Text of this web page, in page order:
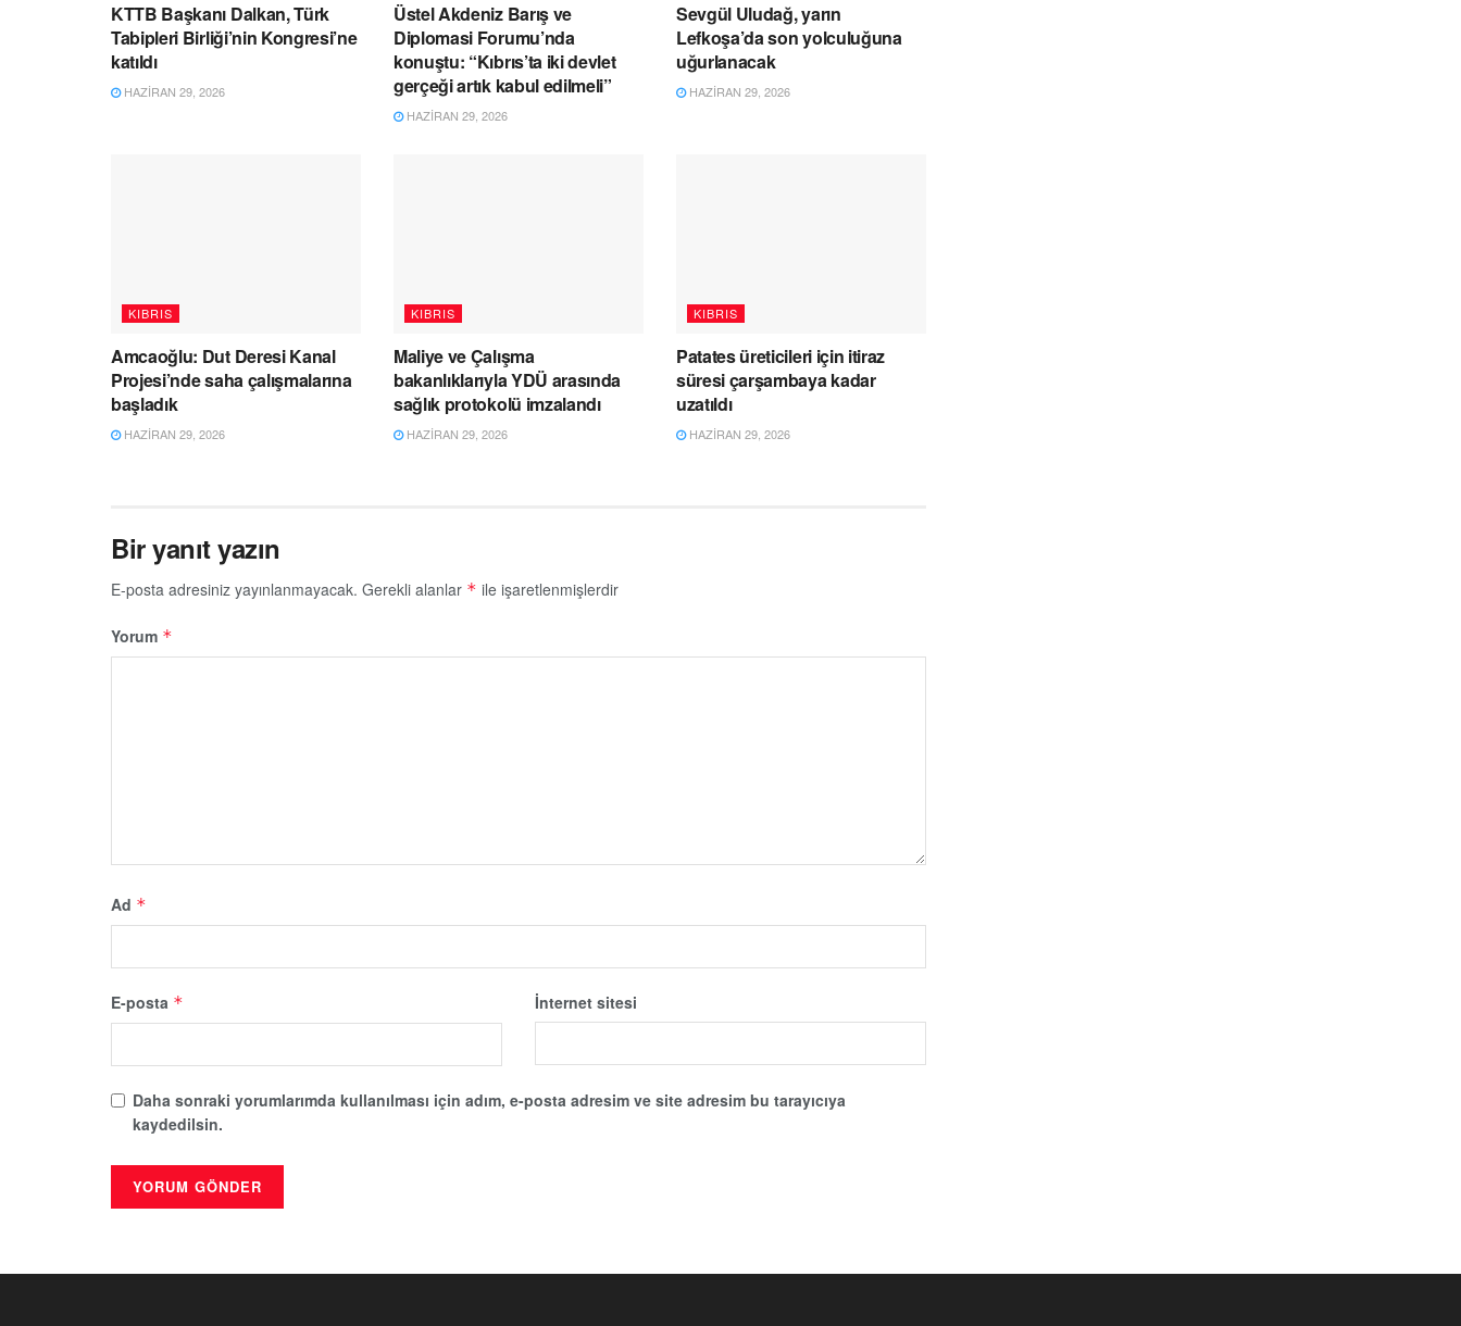
KTTB Başkanı Dalkan, Türk
Tabipleri Birliği’nin Kongresi’ne
katıldı
HAZIRAN 29, 2026
Üstel Akdeniz Barış ve
Diplomasi Forumu’nda
konuştu: “Kıbrıs’ta iki devlet
gerçeği artık kabul edilmeli”
HAZIRAN 29, 2026
Sevgül Uludağ, yarın
Lefkoşa’da son yolculuğuna
uğurlanacak
HAZIRAN 29, 2026
KIBRIS
Amcaoğlu: Dut Deresi Kanal
Projesi’nde saha çalışmalarına
başladık
HAZIRAN 29, 2026
KIBRIS
Maliye ve Çalışma
bakanlıklarıyla YDÜ arasında
sağlık protokolü imzalandı
HAZIRAN 29, 2026
KIBRIS
Patates üreticileri için itiraz
süresi çarşambaya kadar
uzatıldı
HAZIRAN 29, 2026
Bir yanıt yazın
E-posta adresiniz yayınlanmayacak. Gerekli alanlar * ile işaretlenmişlerdir
Yorum *
Ad *
E-posta * İnternet sitesi
Daha sonraki yorumlarımda kullanılması için adım, e-posta adresim ve site adresim bu tarayıcıya
kaydedilsin.